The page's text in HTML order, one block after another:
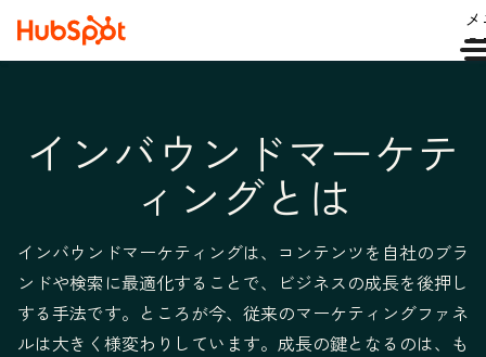
インバウンドマーケテ
ィングとは
インバウンドマーケティングは、コンテンツを自社のブラ
ンドや検索に最適化することで、ビジネスの成長を後押し
する手法です。ところが今、従来のマーケティングファネ
ルは大きく様変わりしています。成長の鍵となるのは、も